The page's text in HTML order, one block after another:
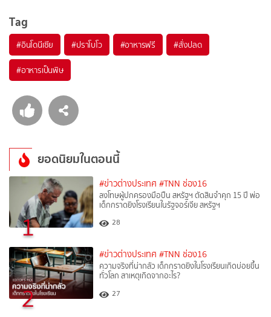
Tag
#อินโดนีเซีย #ปราโบโว #อาหารฟรี #สั่งปลด
#อาหารเป็นพิษ
ยอดนิยมในตอนนี้
1
#ข่าวต่างประเทศ #TNN ช่อง16
ลงโทษผู้ปกครองมือปืน สหรัฐฯ ตัดสินจำคุก 15 ปี พ่อ
เด็กกราดยิงโรงเรียนในรัฐจอร์เจีย สหรัฐฯ
28
2
#ข่าวต่างประเทศ #TNN ช่อง16
ความจริงที่น่ากลัว เด็กกราดยิงในโรงเรียนเกิดบ่อยขึ้น
ทั่วโลก สาเหตุเกิดจากอะไร?
27